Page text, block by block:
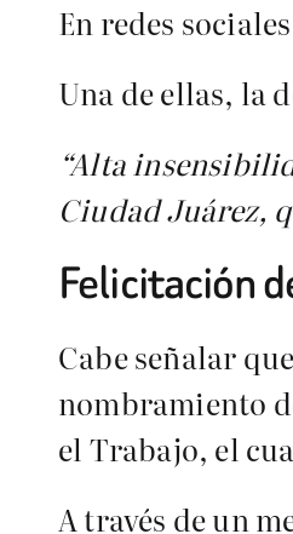
En redes
Una de ellas, la
“Alta
Ciudad Juárez,
Felicitación
Cabe señalar
nombramiento
el Trabajo, el
A través de un